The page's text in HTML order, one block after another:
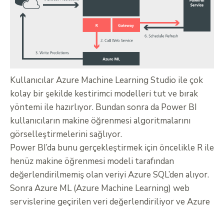
Kullanıcılar Azure Machine Learning Studio ile çok
kolay bir şekilde kestirimci modelleri tut ve bırak
yöntemi ile hazırlıyor. Bundan sonra da Power BI
kullanıcıların makine öğrenmesi algoritmalarını
görselleştirmelerini sağlıyor.
Power BI’da bunu gerçekleştirmek için öncelikle R ile
henüz makine öğrenmesi modeli tarafından
değerlendirilmemiş olan veriyi Azure SQL’den alıyor.
Sonra Azure ML (Azure Machine Learning) web
servislerine geçirilen veri değerlendiriliyor ve Azure